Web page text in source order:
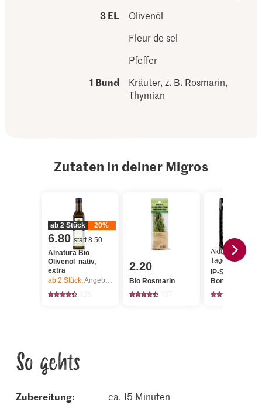
3 EL
Olivenöl
Fleur de sel
Pfeffer
1 Bund
Kräuter, z. B. Rosmarin,
Thymian
Zutaten in deiner Migros
ab 2 Stück 20%
6.80 statt 8.50
Alnatura Bio
Olivenöl nativ,
extra
ab 2 Stück,Angebot gilt nur vom 6.8. bis 12.8.2026, solange Vorrat.
2.20
Bio Rosmarin
Aktueller
Tagespreis
IP-SUISSE T-
Bonesteak
So gehts
Zubereitung:
ca. 15 Minuten